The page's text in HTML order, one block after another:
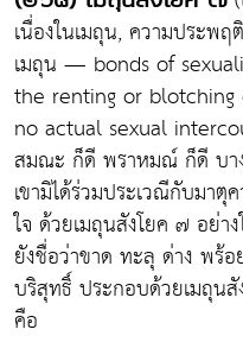
เนื่องในเมถุน, ความประพ
เมถุน — bonds of
the renting or
no actual sexual
สมณะ ก็ดี พราหมณ์ ก็ดี บ
เขามิได้ร่วมประเวณีกับมา
ใจ ด้วยเมถุนสังโยค ๗ อย่
ยังชื่อว่าขาด ทะลุ ด่าง พร้
บริสุทธิ์ ประกอบด้วยเมถุน
คือ